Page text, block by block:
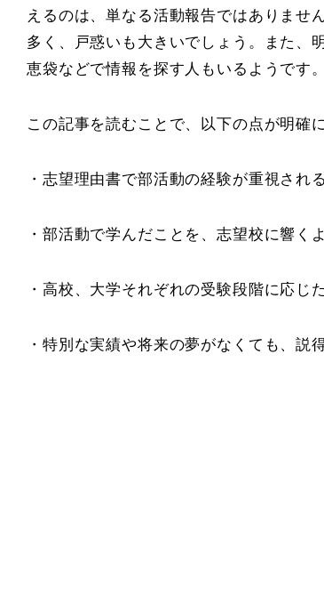
えるのは、単なる活動報告ではありませ
多く、戸惑いも大きいでしょう。また、
恵袋などで情報を探す人もいるようです。
この記事を読むことで、以下の点が明確
・志望理由書で部活動の経験が重視され
・部活動で学んだことを、志望校に響く
・高校、大学それぞれの受験段階に応じ
・特別な実績や将来の夢がなくても、説